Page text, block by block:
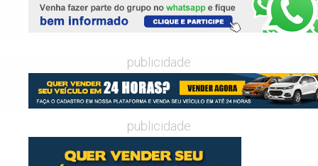
publicidade
publicidade